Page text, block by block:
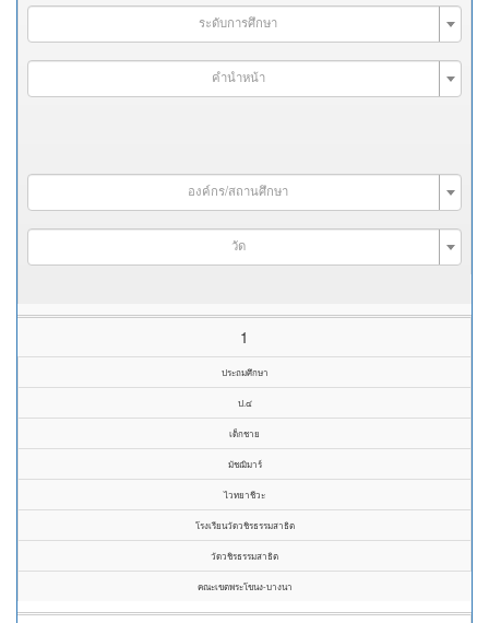
ระดับการศึกษา
คำนำหน้า
องค์กร/สถานศึกษา
วัด
1
ประถมศึกษา
ป.๔
เด็กชาย
มัชฌิมาร์
ไวทยาชีวะ
โรงเรียนวัดวชิรธรรมสาธิต
วัดวชิรธรรมสาธิต
คณะเขตพระโขนง-บางนา